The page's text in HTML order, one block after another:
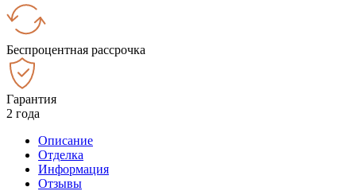
Беспроцентная рассрочка
Гарантия
2 года
Описание
Отделка
Информация
Отзывы